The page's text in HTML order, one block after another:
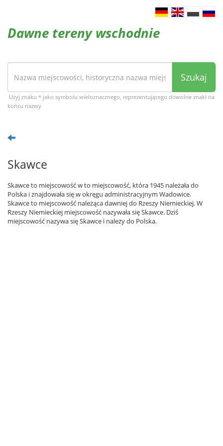
Dawne tereny wschodnie
Szukaj
Użyj znaku * jako symbolu wieloznacznego, reprezentującego dowolne znaki na
końcu nazwy
Skawce
Skawce to miejscowość w to miejscowość, która 1945 należała do
Polska i znajdowała się w okręgu administracyjnym Wadowice.
Skawce to miejscowość należąca dawniej do Rzeszy Niemieckiej. W
Rzeszy Niemieckiej miejscowość nazywała się Skawce. Dziś
miejscowość nazywa się Skawce i należy do Polska.